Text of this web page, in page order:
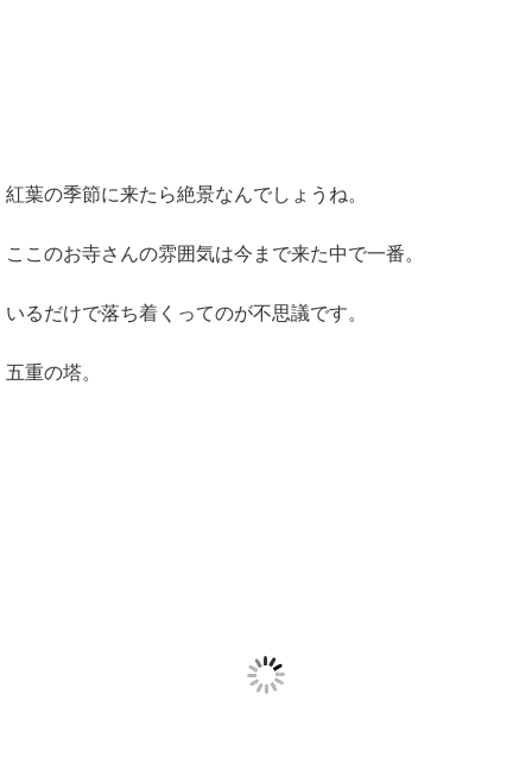
紅葉の季節に来たら絶景なんでしょうね。
ここのお寺さんの雰囲気は今まで来た中で一番。
いるだけで落ち着くってのが不思議です。
五重の塔。